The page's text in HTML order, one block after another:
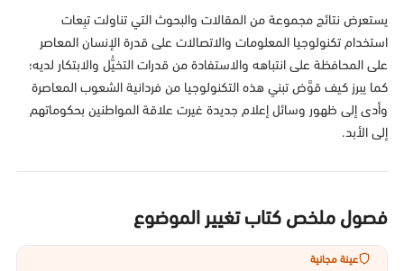
يستعرض نتائج مجموعة من المقالات والبحوث التي تناولت تبِعات
استخدام تكنولوجيا المعلومات والاتصالات على قدرة الإنسان المعاصر
على المحافظة على انتباهه والاستفادة من قدرات التخيُّل والابتكار لديه؛
كما يبرز كيف قوَّض تبني هذه التكنولوجيا من فردانية الشعوب المعاصرة
وأدى إلى ظهور وسائل إعلام جديدة غيرت علاقة المواطنين بحكوماتهم
إلى الأبد.
فصول ملخص كتاب تغيير الموضوع
عينة مجانية